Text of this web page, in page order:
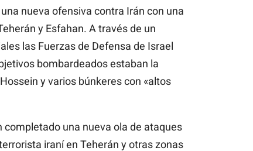
nueva ofensiva contra Irán con una
y Esfahan. A través de un
las Fuerzas de Defensa de Israel
bombardeados estaban la
y varios búnkeres con «altos
una nueva ola de ataques
iraní en Teherán y otras zonas